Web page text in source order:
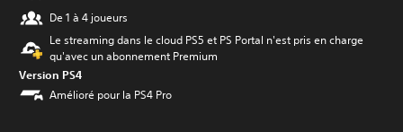
De 1 à 4 joueurs
Le streaming dans le cloud PS5 et PS Portal n'est pris en charge
qu'avec un abonnement Premium
Version PS4
Amélioré pour la PS4 Pro